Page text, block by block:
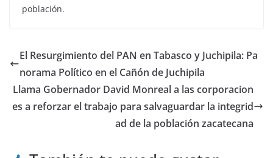
población.
El Resurgimiento del PAN en Tabasco y Juchipila: Pa
norama Político en el Cañón de Juchipila
Llama Gobernador David Monreal a las corporacion
es a reforzar el trabajo para salvaguardar la integrid
ad de la población zacatecana